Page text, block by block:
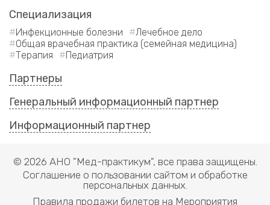
Специализация
Инфекционные болезни
Лечебное дело
Общая врачебная практика (семейная медицина)
Терапия
Педиатрия
Партнеры
Генеральный информационный партнер
Информационный партнер
© 2026 АНО "Мед-практикум", все права защищены.
Соглашение о пользовании сайтом и обработке
персональных данных.
Правила продажи билетов на Мероприятия